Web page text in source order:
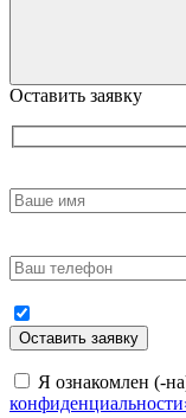
Оставить заявку
Оставить заявку
Я ознакомлен (-